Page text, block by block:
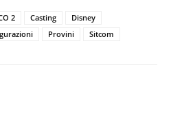
2 Casting
Disney
Provini Sitcom